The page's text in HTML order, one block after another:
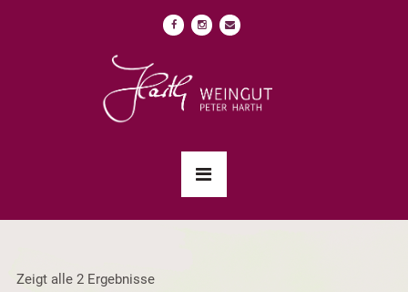
Zeigt alle 2 Ergebnisse